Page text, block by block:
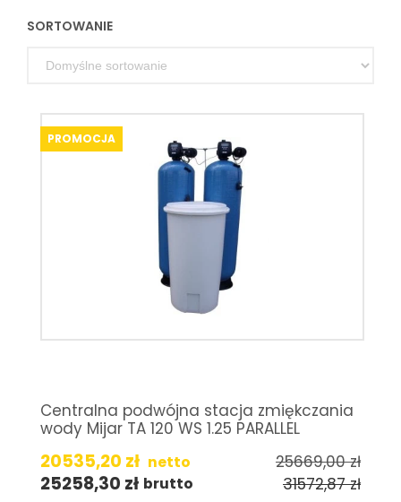
SORTOWANIE
PROMOCJA
Centralna podwójna stacja zmiękczania
wody Mijar TA 120 WS 1.25 PARALLEL
20535,20 zł netto 25669,00zł
25258,30 zł brutto 31572,87zł